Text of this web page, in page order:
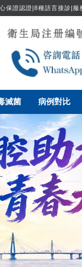
保證認證|8種語言接診|
滅菌 病例對比